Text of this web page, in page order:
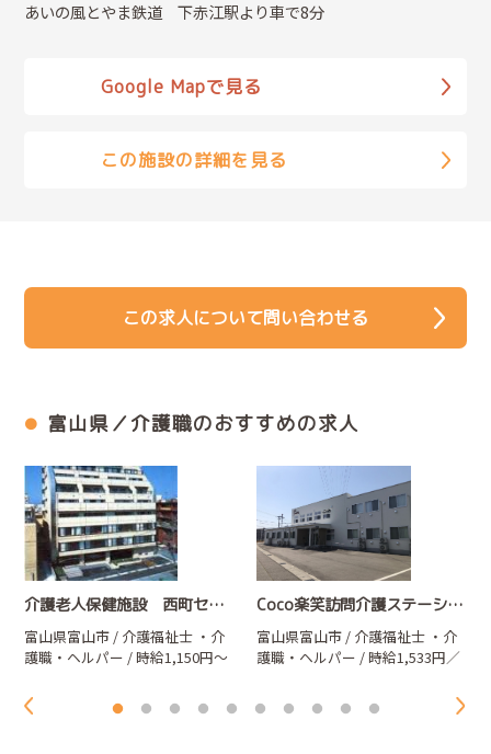
あいの風とやま鉄道 下赤江駅より車で8分
Google Mapで見る
この施設の詳細を見る
この求人について問い合わせる
富山県／介護職のおすすめの求人
介護老人保健施設 西町セントラル・ヴィレー
富山県富山市 / 介護福祉士 ・介
護職・ヘルパー / 時給1,150円～
Coco楽笑訪問介護ステーション
富山県富山市 / 介護福祉士 ・介
護職・ヘルパー / 時給1,533円／